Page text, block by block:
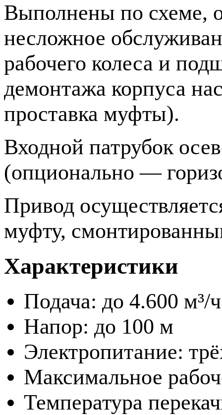
Выполнены по схеме,
несложное
рабочего колеса и
демонтажа корпуса
проставка муфты).
Входной патрубок
(опционально —
Привод
муфту,
Характеристики
Подача: до 4.600 м³/ч
Напор: до 100 м
Электропитание:
Максимальное
Температура